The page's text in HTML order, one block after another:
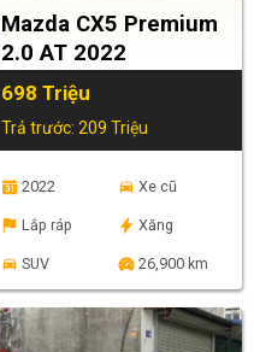
Mazda CX5 Premium
2.0 AT 2022
698 Triệu
Trả trước: 209 Triệu
2022 Xe cũ
Lắp ráp Xăng
SUV 26,900 km